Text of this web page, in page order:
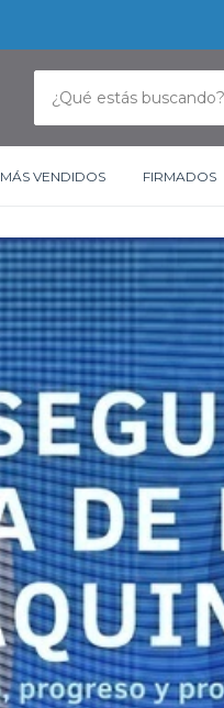
MÁS VENDIDOS FIRMADOS